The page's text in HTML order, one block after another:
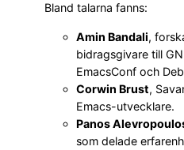
Bland talarna fanns:
Amin Bandali,
bidragsgivare till
EmacsConf och
Corwin Brust,
Emacs-utvecklare.
Panos
som delade